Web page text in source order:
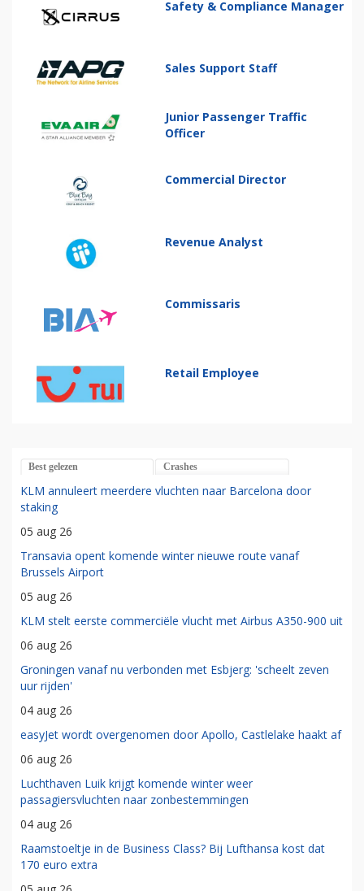
Safety & Compliance Manager
Sales Support Staff
Junior Passenger Traffic
Officer
Commercial Director
Revenue Analyst
Commissaris
Retail Employee
Best gelezen Crashes
KLM annuleert meerdere vluchten naar Barcelona door
staking
05 aug 26
Transavia opent komende winter nieuwe route vanaf
Brussels Airport
05 aug 26
KLM stelt eerste commerciële vlucht met Airbus A350-900 uit
06 aug 26
Groningen vanaf nu verbonden met Esbjerg: 'scheelt zeven
uur rijden'
04 aug 26
easyJet wordt overgenomen door Apollo, Castlelake haakt af
06 aug 26
Luchthaven Luik krijgt komende winter weer
passagiersvluchten naar zonbestemmingen
04 aug 26
Raamstoeltje in de Business Class? Bij Lufthansa kost dat
170 euro extra